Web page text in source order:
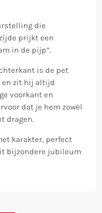
die
prijkt een
in de pijp”.
is de pet
en zit hij altijd
voorkant en
dat je hem zowel
dragen.
karakter, perfect
bijzondere jubileum